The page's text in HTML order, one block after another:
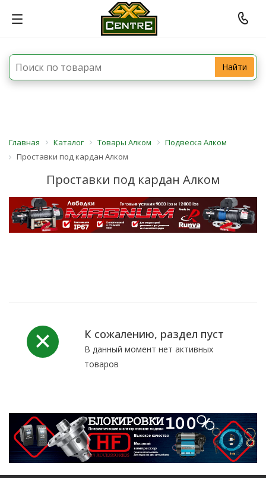
Найти
Главная Каталог Товары Алком
Подвеска Алком
Проставки под кардан Алком
Проставки под кардан Алком
К сожалению, раздел пуст
В данный момент нет активных
товаров